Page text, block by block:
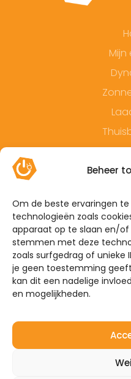
Beheer
Om de beste ervaringen te
technologieën zoals
apparaat op te slaan en/
stemmen met deze
zoals surfgedrag of unieke
je geen toestemming
kan dit een nadelige
en mogelijkheden.
Mijn
De Hoefkens 1 5707 AZ
Westelijke Havendijk 17E
0492-350309